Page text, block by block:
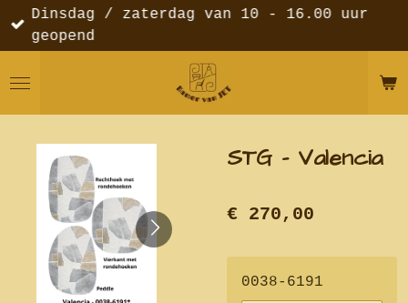
Ga
direct
de
Dinsdag / zaterdag van 10 - 16.00 uur
geopend
STG - Valencia
€ 270,00
0038-6191